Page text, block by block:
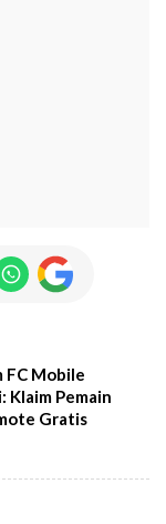
FC Mobile
Klaim Pemain
Gratis